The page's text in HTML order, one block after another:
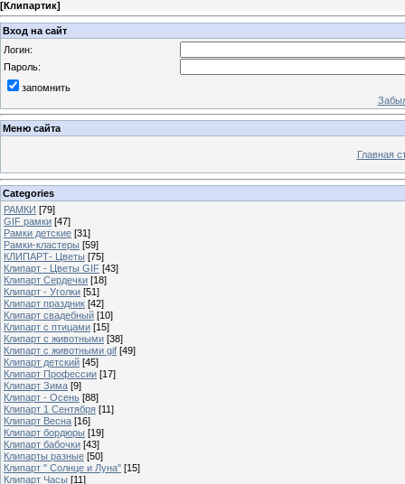
[Клипартик]
Вход на сайт
Логин:
Пароль:
запомнить
Меню сайта
Главная
Categories
РАМКИ [79]
GIF рамки [47]
Рамки детские [31]
Рамки-кластеры [59]
КЛИПАРТ- Цветы [75]
Клипарт - Цветы GIF [43]
Клипарт Сердечки [18]
Клипарт - Уголки [51]
Клипарт праздник [42]
Клипарт свадебный [10]
Клипарт с птицами [15]
Клипарт с животными [38]
Клипарт с животными gif [49]
Клипарт детский [45]
Клипарт Профессии [17]
Клипарт Зима [9]
Клипарт - Осень [88]
Клипарт 1 Сентября [11]
Клипарт Весна [16]
Клипарт бордюры [19]
Клипарт бабочки [43]
Клипарты разные [50]
Клипарт " Солнце и Луна" [15]
Клипарт Часы [11]